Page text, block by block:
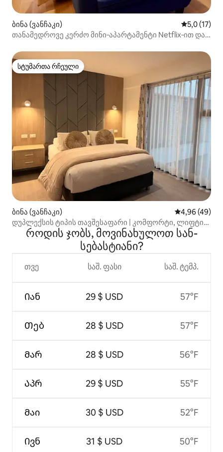
ბინა (ვანჩაკი) საშუალო
5,0 (17)
თანამედროვე კერძო მინი‑აპარტამენტი Netflix‑ით და
სტუმართა რჩეული
სტუმართა რჩეული
ბინა (ვანჩაკი) საშუალო
4,96 (49)
დუპლექსის ტიპის თავშესაფარი | კომფორტი, ლიფტი
და სწრაფი Wi-Fi
როდის ჯობს, მოვინახულოთ სან-
სებასტიანი?
თვე
Იან
Თებ
Მარ
Აპრ
Მაი
Ივნ
საშ. ფასი
29 $ USD
28 $ USD
28 $ USD
29 $ USD
30 $ USD
31 $ USD
საშ. ტემპ.
57°F
57°F
56°F
55°F
52°F
50°F